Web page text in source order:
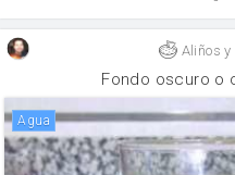
Aliños
Fondo oscuro o
agua